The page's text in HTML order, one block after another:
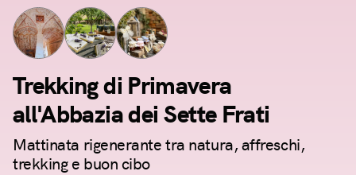
Trekking di Primavera
all'Abbazia dei Sette Frati
Mattinata rigenerante tra natura, affreschi,
trekking e buon cibo